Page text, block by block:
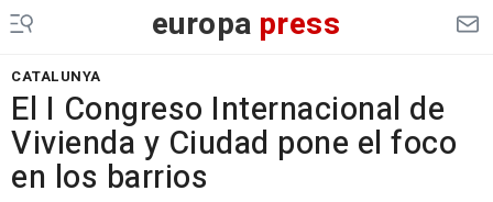
europa press
CATALUNYA
El I Congreso Internacional de
Vivienda y Ciudad pone el foco
en los barrios